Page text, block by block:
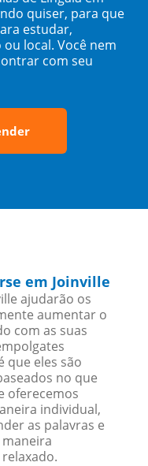
quiser, para que
estudar,
local. Você nem
com seu
em Joinville
ajudarão os
aumentar o
com as suas
que eles são
no que
oferecemos
individual,
as palavras e